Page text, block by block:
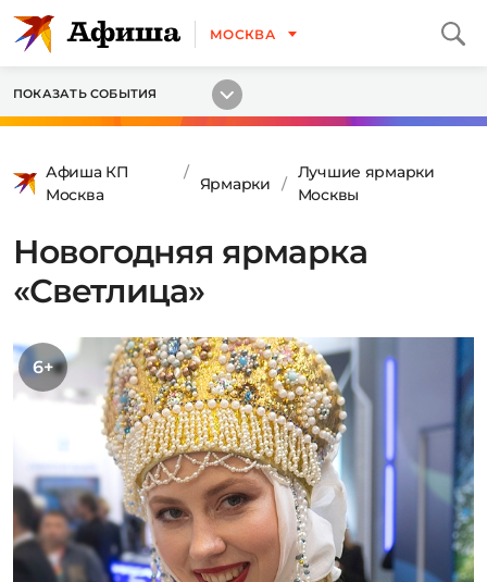
МОСКВА
ПОКАЗАТЬ СОБЫТИЯ
Афиша КП
Москва
Ярмарки
Лучшие ярмарки
Москвы
Новогодняя ярмарка
«Светлица»
6+